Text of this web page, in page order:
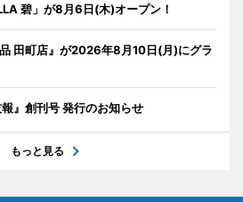
碧」が8月6日(木)オープン！
品 田町店』が2026年8月10日(月)にグラ
報』創刊号 発行のお知らせ
もっと見る